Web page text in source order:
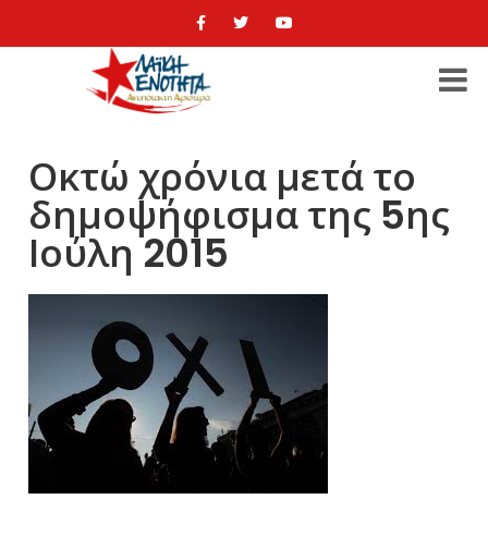
Οκτώ χρόνια μετά το
δημοψήφισμα της 5ης
Ιούλη 2015